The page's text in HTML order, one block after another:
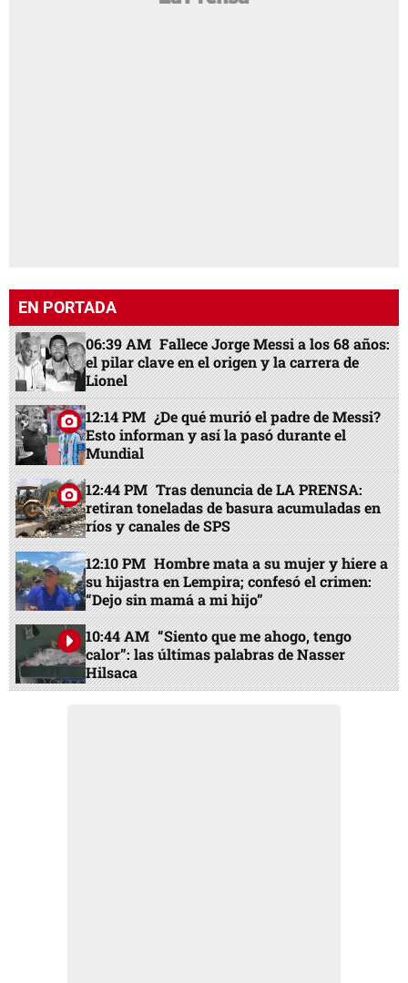
EN PORTADA
06:39 AM Fallece Jorge Messi a los 68 años:
el pilar clave en el origen y la carrera de
Lionel
12:14 PM ¿De qué murió el padre de Messi?
Esto informan y así la pasó durante el
Mundial
12:44 PM Tras denuncia de LA PRENSA:
retiran toneladas de basura acumuladas en
ríos y canales de SPS
12:10 PM Hombre mata a su mujer y hiere a
su hijastra en Lempira; confesó el crimen:
“Dejo sin mamá a mi hijo”
10:44 AM “Siento que me ahogo, tengo
calor”: las últimas palabras de Nasser
Hilsaca